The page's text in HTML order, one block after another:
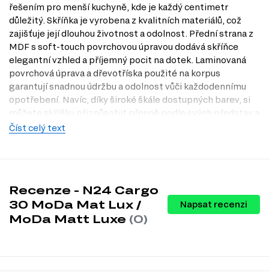
řešením pro menší kuchyně, kde je každý centimetr
důležitý. Skříňka je vyrobena z kvalitních materiálů, což
zajišťuje její dlouhou životnost a odolnost. Přední strana z
MDF s soft-touch povrchovou úpravou dodává skříňce
elegantní vzhled a příjemný pocit na dotek. Laminovaná
povrchová úprava a dřevotříska použité na korpus
garantují snadnou údržbu a odolnost vůči každodennímu
opotřebení. Navíc, díky široké škále dostupných barev, si
můžete skříňku přizpůsobit přesně podle svých představ a
stylu vaší kuchyně. Objevte jednoduchost a modernost s
N24 Cargo 30 MoDa Mat Lux / MoDa Matt Luxe je dostupná
v několika atraktivních modifikacích, které vám umožní
přizpůsobit skříňku vašim potřebám:
Číst celý text
Recenze - N24 Cargo
30 MoDa Mat Lux /
MoDa Matt Luxe (0)
Napsat recenzi